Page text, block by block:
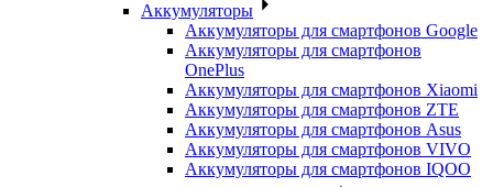
Аккумуляторы
Аккумуляторы для смартфонов Google
Аккумуляторы для смартфонов
OnePlus
Аккумуляторы для смартфонов Xiaomi
Аккумуляторы для смартфонов ZTE
Аккумуляторы для cмартфонов Asus
Аккумуляторы для смартфонов VIVO
Аккумуляторы для смартфонов IQOO